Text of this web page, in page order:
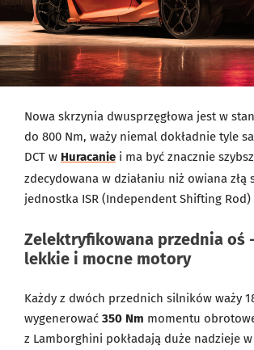
Nowa skrzynia dwusprzęgłowa jest w
do 800 Nm, waży niemal dokładnie tyle
DCT w Huracanie i ma być znacznie
zdecydowana w działaniu niż owiana złą
jednostka ISR (Independent Shifting
Zelektryfikowana przednia oś
lekkie i mocne motory
Każdy z dwóch przednich silników waży
wygenerować 350 Nm momentu
z Lamborghini pokładają duże nadzieje